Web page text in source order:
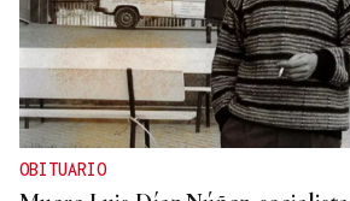
OBITUARIO